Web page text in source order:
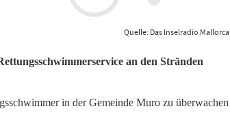
Quelle: Das Inselradio Mallorca
an den Stränden
in der Gemeinde Muro zu überwachen